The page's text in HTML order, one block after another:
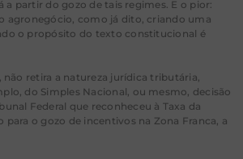
a partir do gozo de tais regimes. E o pior:
agronegócio, como já dito, criando uma
o propósito do texto constitucional é
não retira a natureza jurídica tributária,
do Simples Nacional, ou mesmo, decisão
Federal que reconheceu à Taxa da
para o gozo de incentivos na Zona Franca, a